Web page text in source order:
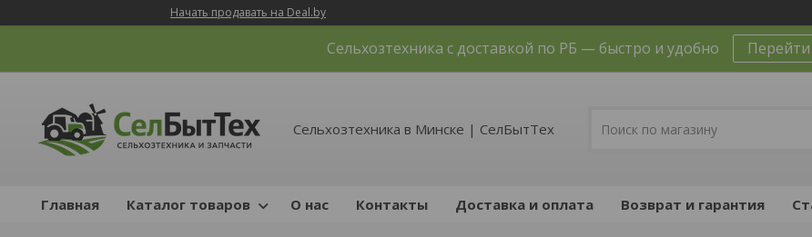
Начать продавать на Deal.by
Сельхозтехника с доставкой по РБ — быстро и удобно Перейти
Сельхозтехника в Минске | СелБытТех
Главная Каталог товаров О нас Контакты Доставка и оплата Возврат и гарантия